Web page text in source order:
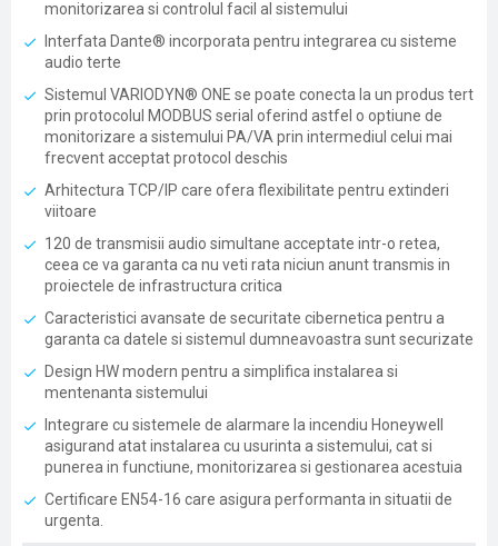
monitorizarea si controlul facil al sistemului
Interfata Dante® incorporata pentru integrarea cu sisteme
audio terte
Sistemul VARIODYN® ONE se poate conecta la un produs tert
prin protocolul MODBUS serial oferind astfel o optiune de
monitorizare a sistemului PA/VA prin intermediul celui mai
frecvent acceptat protocol deschis
Arhitectura TCP/IP care ofera flexibilitate pentru extinderi
viitoare
120 de transmisii audio simultane acceptate intr-o retea,
ceea ce va garanta ca nu veti rata niciun anunt transmis in
proiectele de infrastructura critica
Caracteristici avansate de securitate cibernetica pentru a
garanta ca datele si sistemul dumneavoastra sunt securizate
Design HW modern pentru a simplifica instalarea si
mentenanta sistemului
Integrare cu sistemele de alarmare la incendiu Honeywell
asigurand atat instalarea cu usurinta a sistemului, cat si
punerea in functiune, monitorizarea si gestionarea acestuia
Certificare EN54-16 care asigura performanta in situatii de
urgenta.